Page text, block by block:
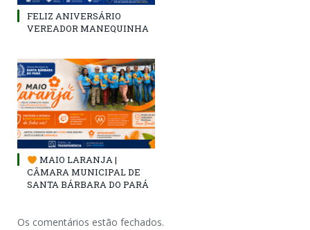
FELIZ ANIVERSÁRIO
VEREADOR MANEQUINHA
MAIO LARANJA |
CÂMARA MUNICIPAL DE
SANTA BÁRBARA DO PARÁ
Os comentários estão fechados.